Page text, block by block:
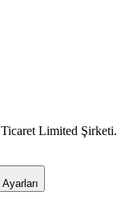
Limited Şirketi.